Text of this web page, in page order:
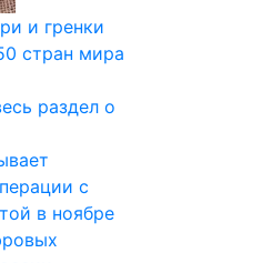
и гренки
стран мира
с
в ноябре